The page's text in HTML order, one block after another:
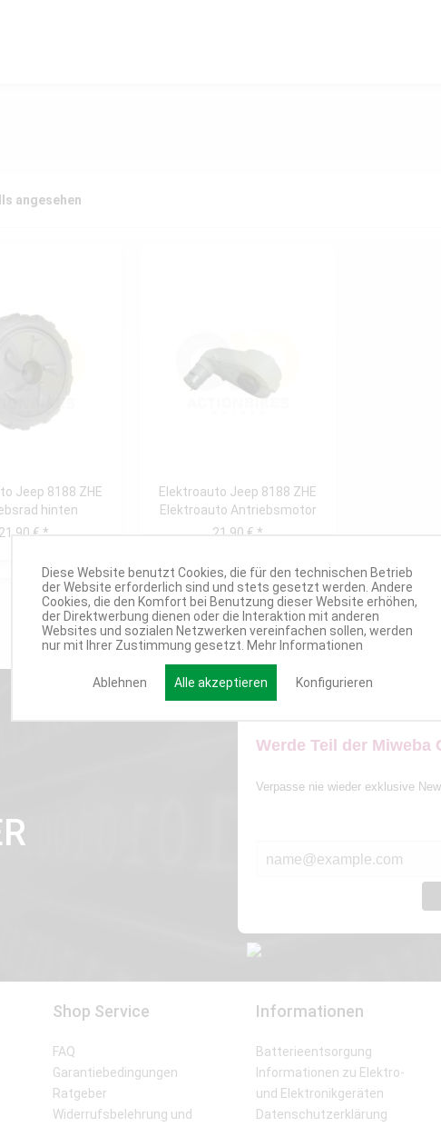
angesehen
Jeep 8188 ZHE
hinten
21,90 € *
Elektroauto Jeep 8188 ZHE
Elektroauto Antriebsmotor
mit...
21,90 € *
Werde Teil der Miweba
Verpasse nie wieder exklusive
Shop Service
FAQ
Garantiebedingungen
Ratgeber
Widerrufsbelehrung und
Informationen
Batterieentsorgung
Informationen zu Elektro-
und Elektronikgeräten
Datenschutzerklärung
Diese Website benutzt Cookies, die für den technischen Betrieb
der Website erforderlich sind und stets gesetzt werden. Andere
Cookies, die den Komfort bei Benutzung dieser Website erhöhen,
der Direktwerbung dienen oder die Interaktion mit anderen
Websites und sozialen Netzwerken vereinfachen sollen, werden
nur mit Ihrer Zustimmung gesetzt. Mehr Informationen
Ablehnen Alle akzeptieren Konfigurieren